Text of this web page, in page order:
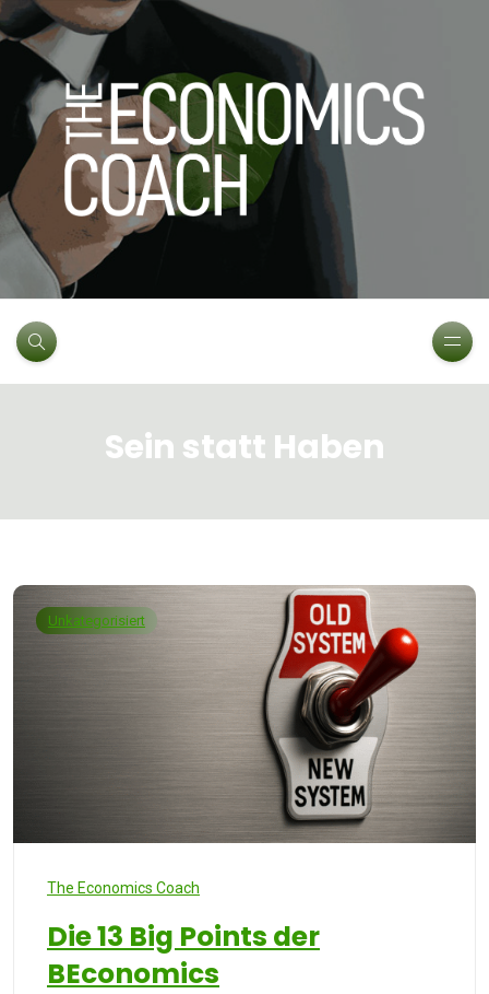
Sein statt Haben
Unkategorisiert
The Economics Coach
Die 13 Big Points der
BEconomics